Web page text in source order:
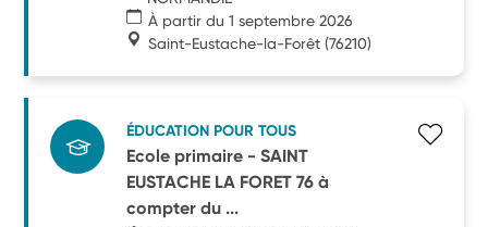
À partir du 1 septembre 2026
Saint-Eustache-la-Forêt (76210)
ÉDUCATION POUR TOUS
Ecole primaire - SAINT
EUSTACHE LA FORET 76 à
compter du ...